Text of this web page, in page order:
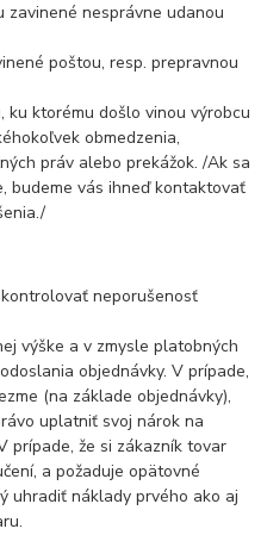
nesprávne udanou
poštou, resp. prepravnou
ku ktorému došlo vinou výrobcu
obmedzenia,
práv alebo prekážok. /Ak sa
budeme vás ihneď kontaktovať
neporušenosť
výške a v zmysle platobných
objednávky. V prípade,
(na základe objednávky),
uplatniť svoj nárok na
prípade, že si zákazník tovar
a požaduje opätovné
uhradiť náklady prvého ako aj